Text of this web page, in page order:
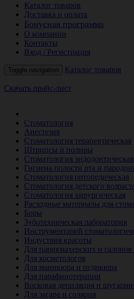
Каталог товаров
Доставка и оплата
Бонусная программа
О компании
Контакты
Вход / Регистрация
Toggle navigation Каталог товаров
Скачать прайс-лист
Стоматология
Анестезия
Стоматология терапевтическая
Штрипсы и полиры
Стоматология эндодонтическая
Гигиена полости рта и
Стоматология ортопедическая
Стоматология детского
Стоматология хирургическая
Расходные материалы для
Боры
Зуботехническая лаборатория
Инструментарий
Индустрия красоты
Для парикмахерских и салонов
Для косметологов
Для маникюра и педикюра
Для парафинотерапии
Восковая депиляция и
Для загара и солярия